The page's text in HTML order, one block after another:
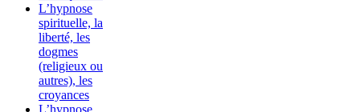
L’hypnose
spirituelle, la
liberté, les
dogmes
(religieux ou
autres), les
croyances
L’hypnose